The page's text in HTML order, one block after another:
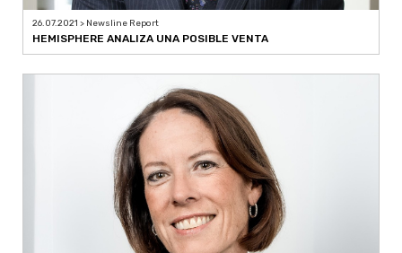
26.07.2021 > Newsline Report
HEMISPHERE ANALIZA UNA POSIBLE VENTA